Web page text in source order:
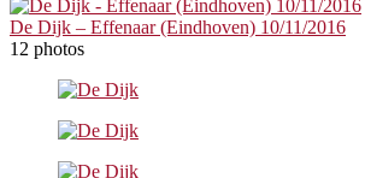
De Dijk – Effenaar (Eindhoven) 10/11/2016
12 photos